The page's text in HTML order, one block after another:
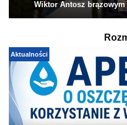
Wiktor Antosz
Aktualności